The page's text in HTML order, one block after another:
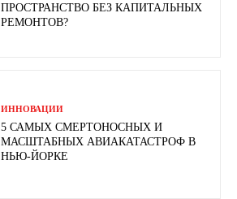
ПРОСТРАНСТВО БЕЗ КАПИТАЛЬНЫХ
РЕМОНТОВ?
ИННОВАЦИИ
5 САМЫХ СМЕРТОНОСНЫХ И
МАСШТАБНЫХ АВИАКАТАСТРОФ В
НЬЮ-ЙОРКЕ